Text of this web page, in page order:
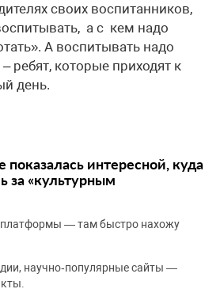
своих воспитанников,
а с кем надо
А воспитывать надо
ребят, которые приходят к
день.
показалась интересной, куда
за «культурным
— там быстро нахожу
научно‑популярные сайты —